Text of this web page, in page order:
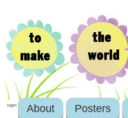
login About Posters